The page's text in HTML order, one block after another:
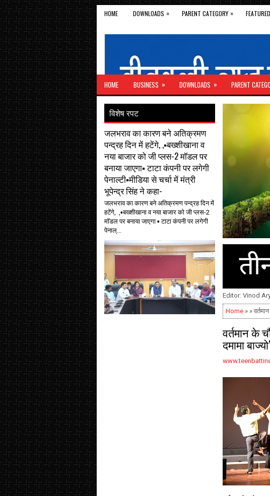
HOME DOWNLOADS » PARENT CATEGORY » FEATURED
HOME BUSINESS » DOWNLOADS » PARENT
Editor: Vinod
Home » »
वर्तमान के
दमामा
विशेष रपट
जलभराव का कारण बने अतिक्रमण
पन्द्रह दिन में हटेंगे, ,▪️बख्शीखाना व
नया बाजार को जी प्लस-2 मॉडल पर
बनाया जाएगा▪️ टाटा कंपनी पर लगेगी
पेनाल्टी▪️मीडिया से चर्चा में मंत्री
भूपेन्द्र सिंह ने कहा-
जलभराव का कारण बने अतिक्रमण पन्द्रह दिन में
हटेंगे, ,▪️बख्शीखाना व नया बाजार को जी प्लस-2
मॉडल पर बनाया जाएगा ▪️ टाटा कंपनी पर लगेगी
पेनाल्...